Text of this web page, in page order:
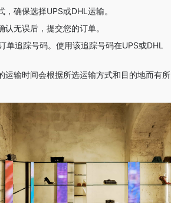
确保选择UPS或DHL运输。
无误后，提交您的订单。
追踪号码。使用该追踪号码在UPS或DHL
输时间会根据所选运输方式和目的地而有所